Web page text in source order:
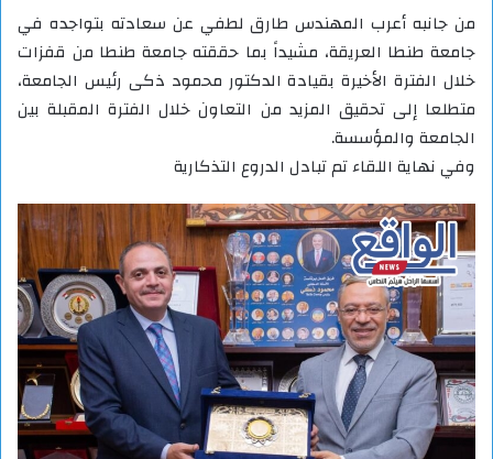
من جانبه أعرب المهندس طارق لطفي عن سعادته بتواجده في
جامعة طنطا العريقة، مشيداً بما حققته جامعة طنطا من قفزات
خلال الفترة الأخيرة بقيادة الدكتور محمود ذكى رئيس الجامعة،
متطلعا إلى تحقيق المزيد من التعاون خلال الفترة المقبلة بين
الجامعة والمؤسسة.
وفي نهاية اللقاء تم تبادل الدروع التذكارية